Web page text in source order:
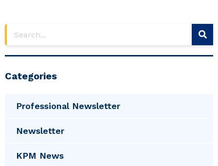
Categories
Professional Newsletter
Newsletter
KPM News